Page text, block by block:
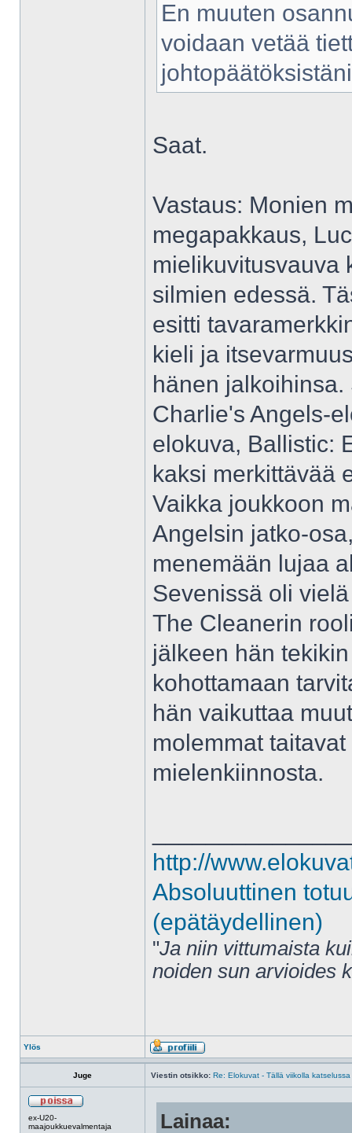
En muuten
voidaan vetää
Saat.
Vastaus: Monien
megapakkaus,
mielikuvitusvauva
silmien edessä.
esitti
kieli ja
hänen
Charlie's Angels-
elokuva, Ballistic:
kaksi merkittävää
Vaikka joukkoon
Angelsin jatko-
menemään lujaa
Sevenissä oli
The Cleanerin
jälkeen hän
kohottamaan
hän vaikuttaa
molemmat
mielenkiinnosta.
http://
Absoluuttinen
(epätäydellinen)
"Ja niin vittumaista
noiden sun arvioides
Ylös
Juge Viestin otsikko: Re: Elokuvat - Tällä viikolla katselussa
ex-U20-
maajoukkuevalmentaja
Lainaa: